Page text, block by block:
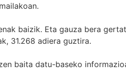
baizik. Eta gauza bera
31.268 adiera guztira.
baita datu-baseko